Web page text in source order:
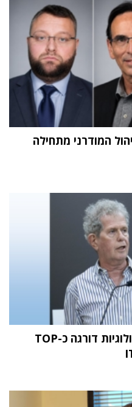
המודרני מתחילה
מחקר STKI השנתי: וואן טכנולוגיות דורגה כ-TOP